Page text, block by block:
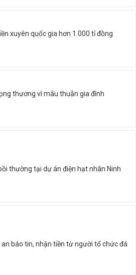
xuyên quốc gia hơn 1.000 tỉ đồng
thương vì mâu thuẫn gia đình
thường tại dự án điện hạt nhân Ninh
báo tin, nhận tiền từ người tổ chức đá